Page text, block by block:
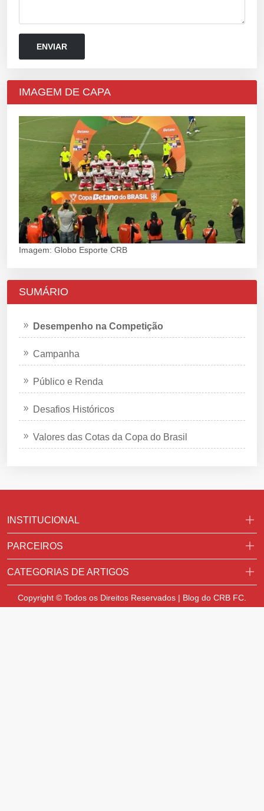
IMAGEM DE CAPA
Imagem: Globo Esporte CRB
SUMÁRIO
Desempenho na Competição
Campanha
Público e Renda
Desafios Históricos
Valores das Cotas da Copa do Brasil
INSTITUCIONAL
PARCEIROS
CATEGORIAS DE ARTIGOS
Copyright © Todos os Direitos Reservados | Blog do CRB FC.